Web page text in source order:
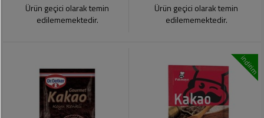
Ürün geçici olarak temin
edilememektedir.
Ürün geçici olarak temin
edilememektedir.
indirim